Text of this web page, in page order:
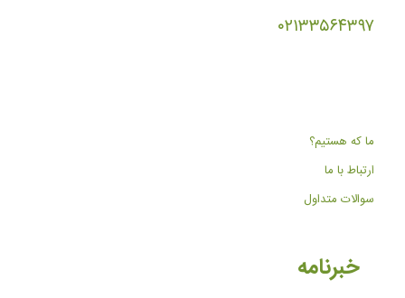
۰۲۱۳۳۵۶۴۳۹۷
ما که هستیم؟
ارتباط با ما
سوالات متداول
خبرنامه